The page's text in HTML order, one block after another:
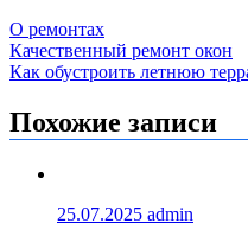
О ремонтах
Навигация
по
записям
Качественный ремонт окон
Как обустроить летнюю
Похожие записи
25.07.2025 admin